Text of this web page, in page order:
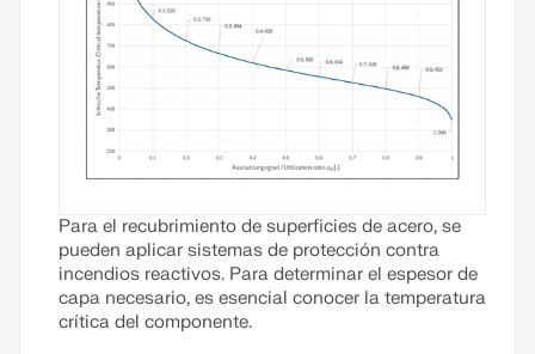
Para el recubrimiento de superficies de acero, se
pueden aplicar sistemas de protección contra
incendios reactivos. Para determinar el espesor de
capa necesario, es esencial conocer la temperatura
crítica del componente.